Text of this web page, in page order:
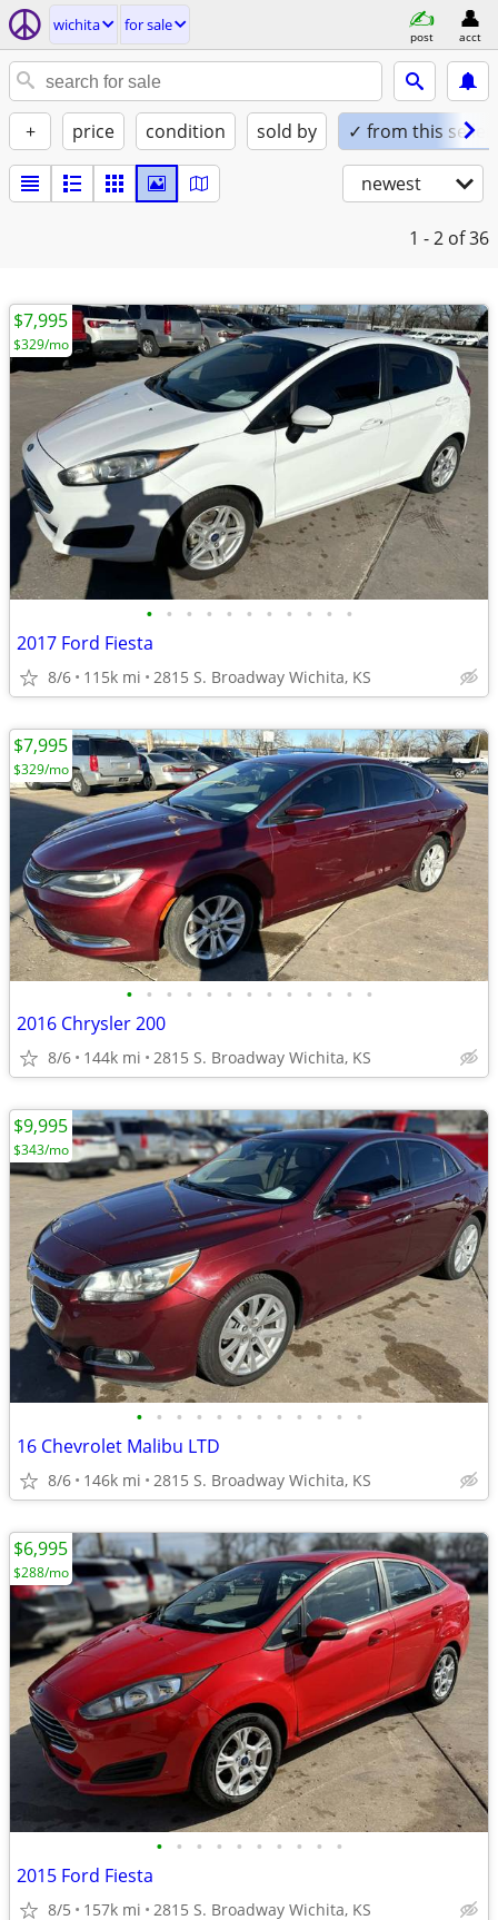
wichita for sale
post acct
+ price condition sold by ✓ from this seller
newest
1 - 2 of 36
• • • • • • • • • • •
2017 Ford Fiesta
8/6 115k mi 2815 S. Broadway Wichita, KS
$7,995
$329/mo
• • • • • • • • • • • • •
2016 Chrysler 200
8/6 144k mi 2815 S. Broadway Wichita, KS
$7,995
$329/mo
• • • • • • • • • • • •
16 Chevrolet Malibu LTD
8/6 146k mi 2815 S. Broadway Wichita, KS
$9,995
$343/mo
• • • • • • • • • •
2015 Ford Fiesta
8/5 157k mi 2815 S. Broadway Wichita, KS
$6,995
$288/mo